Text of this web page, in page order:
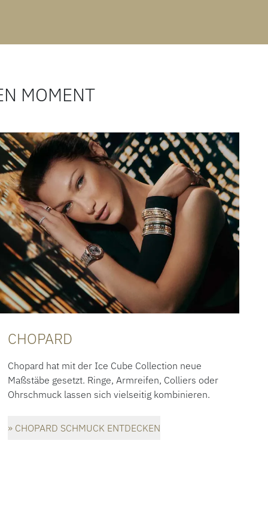
MOMENT
CHOPARD
Chopard hat mit der Ice Cube Collection neue
Maßstäbe gesetzt. Ringe, Armreifen, Colliers oder
Ohrschmuck lassen sich vielseitig kombinieren.
» CHOPARD SCHMUCK ENTDECKEN